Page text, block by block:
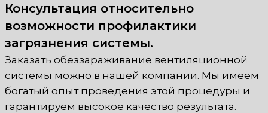
Консультация относительно
возможности профилактики
загрязнения системы.
Заказать обеззараживание вентиляционной
системы можно в нашей компании. Мы имеем
богатый опыт проведения этой процедуры и
гарантируем высокое качество результата.